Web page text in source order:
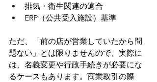
排気・衛生関連の適合
ERP（公共受入施設）基準
ただ、「前の店が営業していたから問
題ない」とは限りませんので、実際に
は、名義変更や行政手続きが必要にな
るケースもあります。商業取引の際